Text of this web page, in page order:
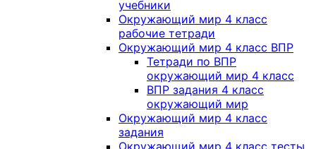
учебники
Окружающий мир 4 класс
рабочие тетради
Окружающий мир 4 класс ВПР
Тетради по ВПР
окружающий мир 4 класс
ВПР задания 4 класс
окружающий мир
Окружающий мир 4 класс
задания
Окружающий мир 4 класс тесты